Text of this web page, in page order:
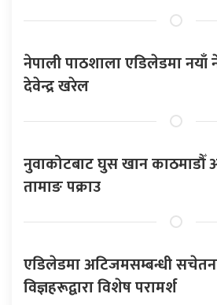
नेपाली पाठशाला एडिलेडमा नयाँ
देवेन्द्र खरेल
नुवाकोटबाट घुस खान काठमाडौँ
तामाङ पक्राउ
एडिलेडमा अटिजमसम्बन्धी सचेतना
विज्ञहरूद्वारा विशेष परामर्श